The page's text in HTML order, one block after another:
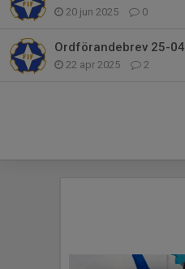
20 jun 2025 0
Ordförandebrev 25-04
22 apr 2025 2